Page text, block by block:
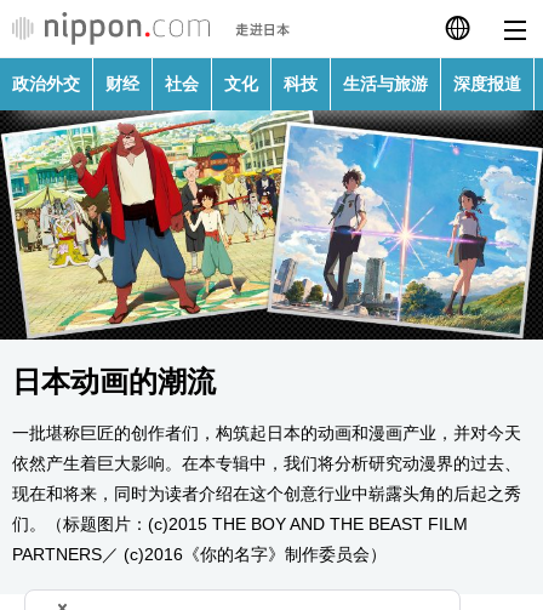
日本語
English
繁體字
Français
Español
Русский
政治外交
财经
社会
文化
科技
政治外交 财经 社会 文化 科技 生活与旅游 深度报道
日本动画的潮流
一批堪称巨匠的创作者们，构筑起日本的动画和漫画产业，并对今天
依然产生着巨大影响。在本专辑中，我们将分析研究动漫界的过去、
现在和将来，同时为读者介绍在这个创意行业中崭露头角的后起之秀
们。（标题图片：(c)2015 THE BOY AND THE BEAST FILM
PARTNERS／ (c)2016《你的名字》制作委员会）